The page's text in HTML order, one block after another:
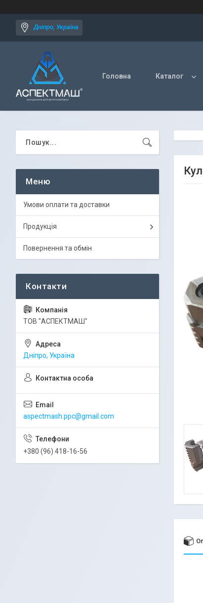
Дніпро, Україна
Головна Каталог
Умови оплати та доставки
Продукція
Повернення та обмін
ТОВ "АСПЕКТМАШ"
Дніпро, Україна
aspectmash.ppc@gmail.com
+380 (96) 418-16-56